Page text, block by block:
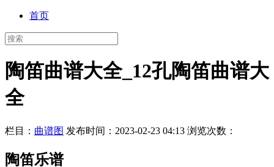
首页
陶笛曲谱大全_12孔陶笛曲谱大
全
栏目： 曲谱图 发布时间：2023-02-23 04:13 浏览次数：
陶笛乐谱